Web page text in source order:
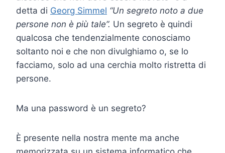
detta di Georg Simmel “Un segreto noto a due
persone non è più tale”. Un segreto è quindi
qualcosa che tendenzialmente conosciamo
soltanto noi e che non divulghiamo o, se lo
facciamo, solo ad una cerchia molto ristretta di
persone.
Ma una password è un segreto?
È presente nella nostra mente ma anche